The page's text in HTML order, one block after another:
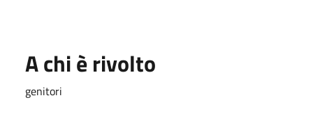
A chi è rivolto
genitori